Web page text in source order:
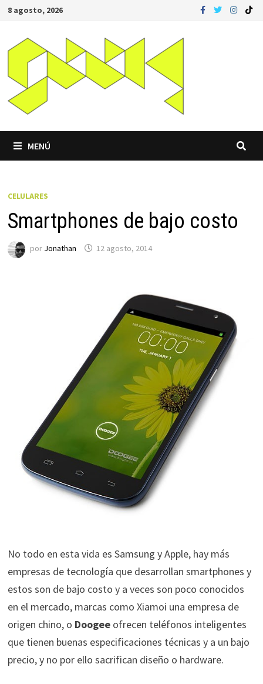
Saltar
contenido
8 agosto, 2026
MENÚ
CELULARES
Smartphones de bajo costo
por Jonathan 12 agosto, 2014
No todo en esta vida es Samsung y Apple, hay más
empresas de tecnología que desarrollan smartphones y
estos son de bajo costo y a veces son poco conocidos
en el mercado, marcas como Xiamoi una empresa de
origen chino, o Doogeeofrecen teléfonos inteligentes
que tienen buenas especificaciones técnicas y a un bajo
precio, y no por ello sacrifican diseño o hardware.